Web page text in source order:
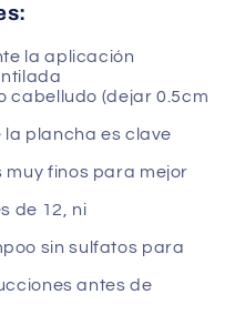
la aplicación
cabelludo (dejar 0.5cm
plancha es clave
muy finos para mejor
de 12, ni
sin sulfatos para
antes de